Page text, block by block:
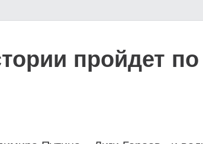
пройдет по